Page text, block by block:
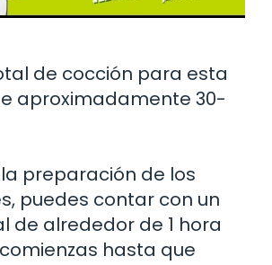
de cocción para esta
aproximadamente 30-
preparación de los
puedes contar con un
de alrededor de 1 hora
hasta que